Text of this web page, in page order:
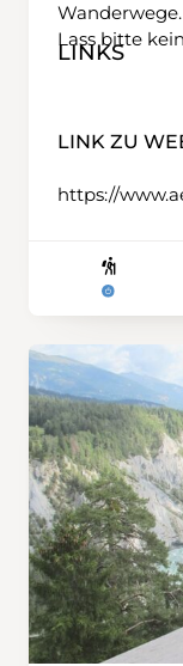
Lass bitte
LINKS
LINK ZU
https://